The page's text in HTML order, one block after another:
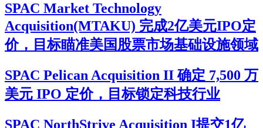
SPAC Market Technology
Acquisition(MTAKU) 完成2亿美元IPO定
价，目标瞄准美国股票市场基础设施领域
SPAC Pelican Acquisition II 确定 7,500 万
美元 IPO 定价，目标锁定科技行业
SPAC NorthStrive Acquisition I提交1亿